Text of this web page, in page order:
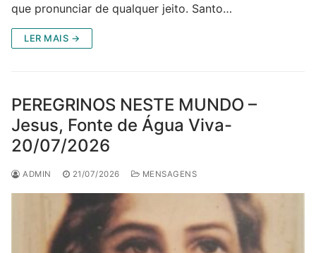
que pronunciar de qualquer jeito. Santo…
LER MAIS →
PEREGRINOS NESTE MUNDO –
Jesus, Fonte de Água Viva-
20/07/2026
ADMIN 21/07/2026 MENSAGENS